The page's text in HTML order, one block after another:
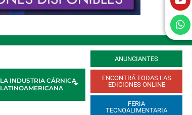
LA INDUSTRIA CÁRNICA
LATINOAMERICANA
ANUNCIANTES
ENCONTRÁ TODAS LAS
EDICIONES ONLINE
FERIA
TECNOALIMENTARIA